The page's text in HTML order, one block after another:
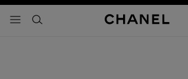
- navegación principal
buscar